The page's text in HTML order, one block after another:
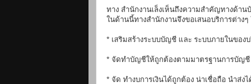
ทาง สำนักงานเล็งเห็นถึงความสำคัญทางด้า
ในด้านนี้ทางสำนักงานจึงขอเสนอบริการต่าง
* เสริมสร้างระบบบัญชี และ ระบบภายในของ
* จัดทำบัญชีให้ถูกต้องตามมาตรฐานการบัญ
* จัด ทำงบการเงินได้ถูกต้อง น่าเชื่อถือ นำส่ง